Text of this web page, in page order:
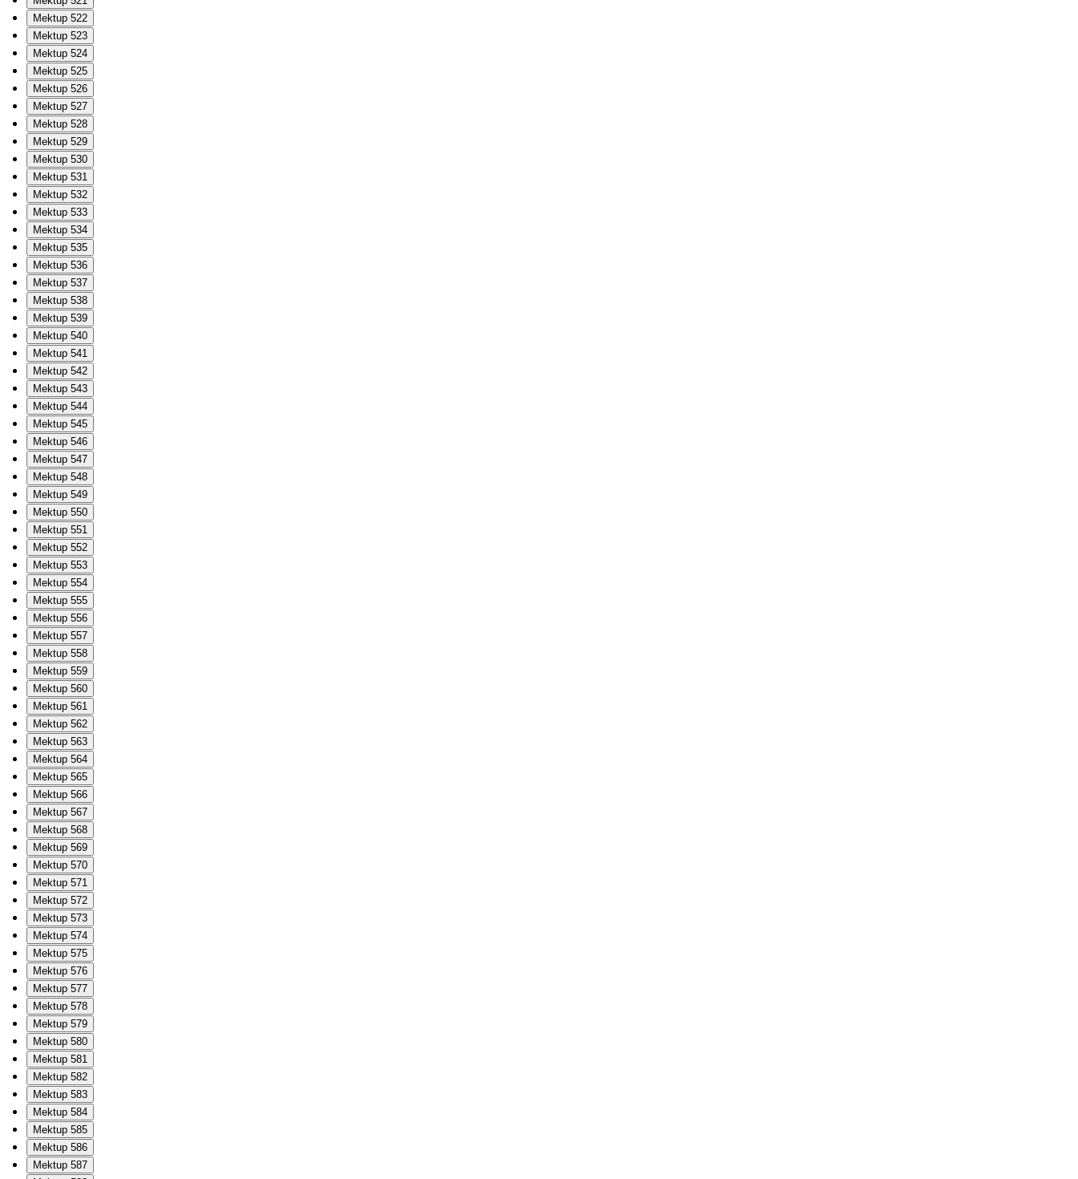
Mektup 522
Mektup 523
Mektup 524
Mektup 525
Mektup 526
Mektup 527
Mektup 528
Mektup 529
Mektup 530
Mektup 531
Mektup 532
Mektup 533
Mektup 534
Mektup 535
Mektup 536
Mektup 537
Mektup 538
Mektup 539
Mektup 540
Mektup 541
Mektup 542
Mektup 543
Mektup 544
Mektup 545
Mektup 546
Mektup 547
Mektup 548
Mektup 549
Mektup 550
Mektup 551
Mektup 552
Mektup 553
Mektup 554
Mektup 555
Mektup 556
Mektup 557
Mektup 558
Mektup 559
Mektup 560
Mektup 561
Mektup 562
Mektup 563
Mektup 564
Mektup 565
Mektup 566
Mektup 567
Mektup 568
Mektup 569
Mektup 570
Mektup 571
Mektup 572
Mektup 573
Mektup 574
Mektup 575
Mektup 576
Mektup 577
Mektup 578
Mektup 579
Mektup 580
Mektup 581
Mektup 582
Mektup 583
Mektup 584
Mektup 585
Mektup 586
Mektup 587